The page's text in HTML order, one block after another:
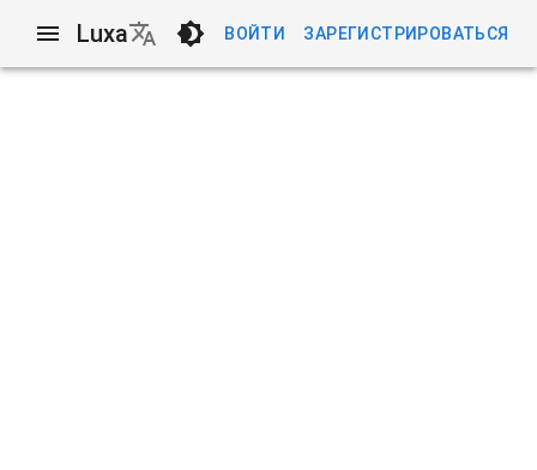
Luxa ВОЙТИ ЗАРЕГИСТРИРОВАТЬСЯ